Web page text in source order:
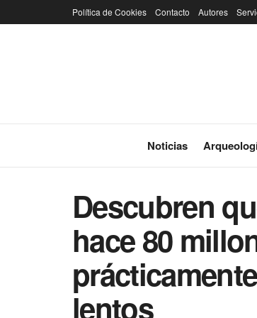
Política de Cookies Contacto Autores
Noticias
Descubren
hace 80
lentos